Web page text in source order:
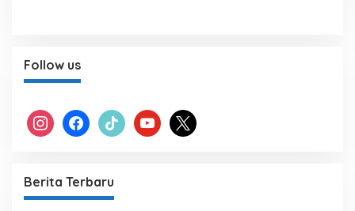
Follow us
instagram facebook tiktok youtube x
Berita Terbaru